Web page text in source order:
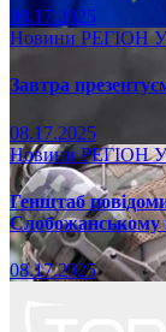
08.17.2025
Новини РЕГІОН
Завтра
08.17.2025
НовиниРЕГІОН
Генштаб
Слобожанському
08.17.2025